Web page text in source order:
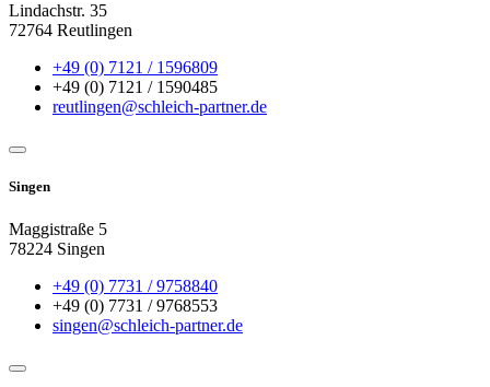
Lindachstr. 35
72764 Reutlingen
+49 (0) 7121 / 1596809
+49 (0) 7121 / 1590485
reutlingen@schleich-partner.de
Singen
Maggistraße 5
78224 Singen
+49 (0) 7731 / 9758840
+49 (0) 7731 / 9768553
singen@schleich-partner.de